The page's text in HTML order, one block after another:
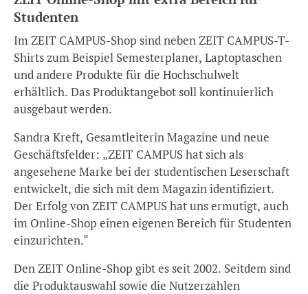
Studenten
Im ZEIT CAMPUS-Shop sind neben ZEIT CAMPUS-T-
Shirts zum Beispiel Semesterplaner, Laptoptaschen
und andere Produkte für die Hochschulwelt
erhältlich. Das Produktangebot soll kontinuierlich
ausgebaut werden.
Sandra Kreft, Gesamtleiterin Magazine und neue
Geschäftsfelder: „ZEIT CAMPUS hat sich als
angesehene Marke bei der studentischen Leserschaft
entwickelt, die sich mit dem Magazin identifiziert.
Der Erfolg von ZEIT CAMPUS hat uns ermutigt, auch
im Online-Shop einen eigenen Bereich für Studenten
einzurichten.“
Den ZEIT Online-Shop gibt es seit 2002. Seitdem sind
die Produktauswahl sowie die Nutzerzahlen